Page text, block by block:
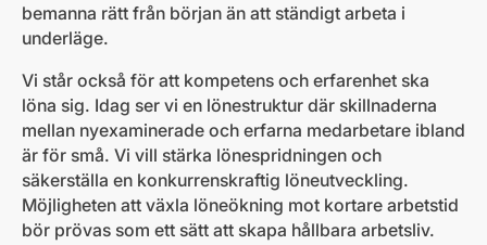
bemanna rätt från början än att ständigt arbeta i
underläge.
Vi står också för att kompetens och erfarenhet ska
löna sig. Idag ser vi en lönestruktur där skillnaderna
mellan nyexaminerade och erfarna medarbetare ibland
är för små. Vi vill stärka lönespridningen och
säkerställa en konkurrenskraftig löneutveckling.
Möjligheten att växla löneökning mot kortare arbetstid
bör prövas som ett sätt att skapa hållbara arbetsliv.